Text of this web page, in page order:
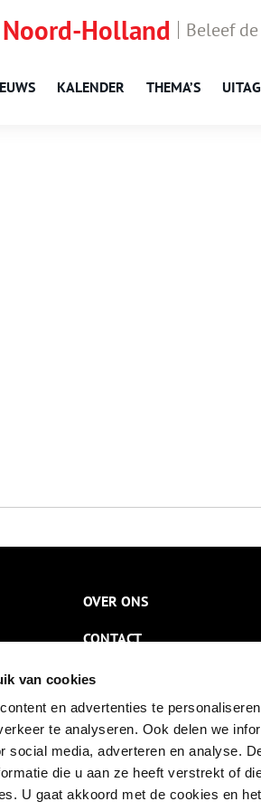
van cookies
en advertenties te
te analyseren. Ook delen we
social media, adverteren en analyse.
die u aan ze heeft verstrekt of
U gaat akkoord met de cookies en het
Holland Beleef
KALENDER THEMA’S
OVER ONS
CONTACT
NIEUWSBRIEF
DISCLAIMER
PRIVACY
TOEGANKELIJKHEID